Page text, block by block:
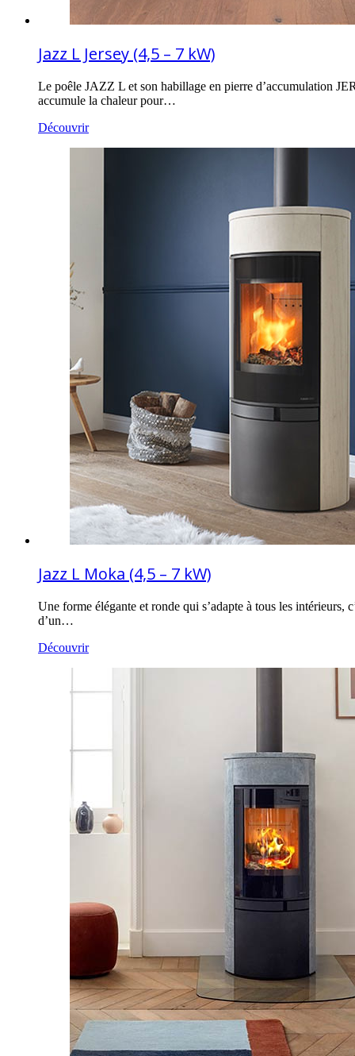
Jazz L Jersey (4,5 – 7 kW)
Le poêle JAZZ L et son habillage en pierre d’accumulation
accumule la chaleur pour…
Découvrir
Jazz L Moka (4,5 – 7 kW)
Une forme élégante et ronde qui s’adapte à tous les
d’un…
Découvrir